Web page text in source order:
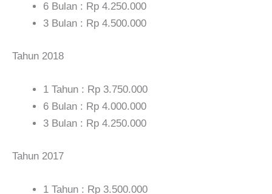
6 Bulan : Rp 4.250.000
3 Bulan : Rp 4.500.000
Tahun 2018
1 Tahun : Rp 3.750.000
6 Bulan : Rp 4.000.000
3 Bulan : Rp 4.250.000
Tahun 2017
1 Tahun : Rp 3.500.000